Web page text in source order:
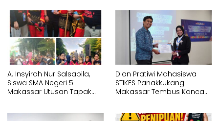
Pencak Silat Tangan
Kosong
Memperagakan Jurus
Pencak Silat Bersenjata
A. Insyirah Nur Salsabila,
Siswa SMA Negeri 5
Makassar Utusan Tapak
Dian Pratiwi Mahasiswa
STIKES Panakkukang
Makassar Tembus Kancah